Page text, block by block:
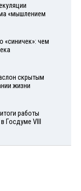
«мышлением
«синичек»: чем
скрытым
жизни
работы
Госдуме VIII